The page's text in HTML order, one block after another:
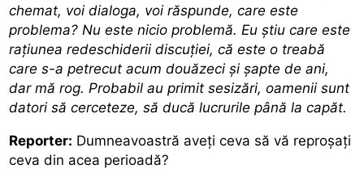
chemat, voi dialoga, voi răspunde, care este
problema? Nu este nicio problemă. Eu ştiu care este
raţiunea redeschiderii discuţiei, că este o treabă
care s-a petrecut acum douăzeci şi şapte de ani,
dar mă rog. Probabil au primit sesizări, oamenii sunt
datori să cerceteze, să ducă lucrurile până la capăt.
Reporter: Dumneavoastră aveţi ceva să vă reproşaţi
ceva din acea perioadă?